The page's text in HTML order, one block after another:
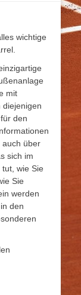
wichtige
mit
diejenigen
den
auch über
sich im
wie Sie
Sie
werden
den